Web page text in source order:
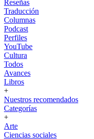
Reseñas
Traducción
Columnas
Podcast
Perfiles
YouTube
Cultura
Todos
Avances
Libros
+
Nuestros recomendados
Categorías
+
Arte
Ciencias sociales